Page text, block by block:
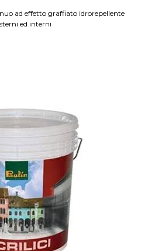
ad effetto graffiato idrorepellente
ed interni